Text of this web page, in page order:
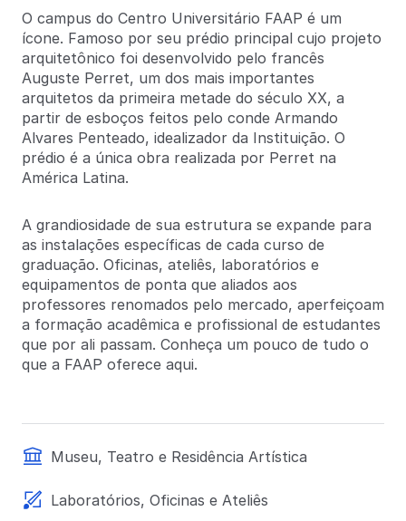
O campus do Centro Universitário FAAP é um
ícone. Famoso por seu prédio principal cujo projeto
arquitetônico foi desenvolvido pelo francês
Auguste Perret, um dos mais importantes
arquitetos da primeira metade do século XX, a
partir de esboços feitos pelo conde Armando
Alvares Penteado, idealizador da Instituição. O
prédio é a única obra realizada por Perret na
América Latina.
A grandiosidade de sua estrutura se expande para
as instalações específicas de cada curso de
graduação. Oficinas, ateliês, laboratórios e
equipamentos de ponta que aliados aos
professores renomados pelo mercado, aperfeiçoam
a formação acadêmica e profissional de estudantes
que por ali passam. Conheça um pouco de tudo o
que a FAAP oferece aqui.
Museu, Teatro e Residência Artística
Laboratórios, Oficinas e Ateliês